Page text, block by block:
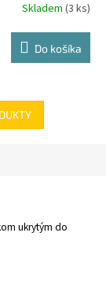
Skladem (3 ks)
Do košíka
ukrytým do